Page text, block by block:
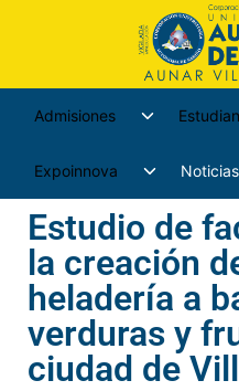
Admisiones
Expoinnova Noticias
Estudio de
la creación
heladería a
verduras y
ciudad de